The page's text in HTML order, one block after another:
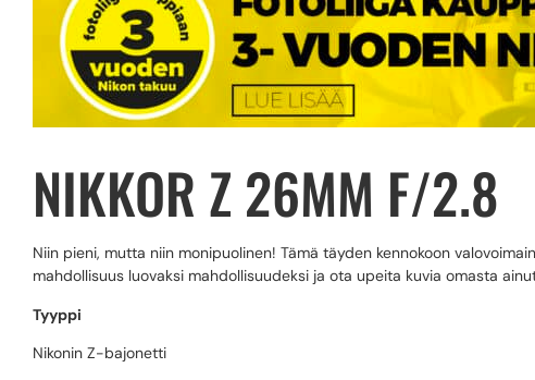
NIKKOR Z 26MM F/2.8
Niin pieni, mutta niin monipuolinen! Tämä täyden kennokoon
mahdollisuus luovaksi mahdollisuudeksi ja ota upeita kuvia omasta
Tyyppi
Nikonin Z-bajonetti